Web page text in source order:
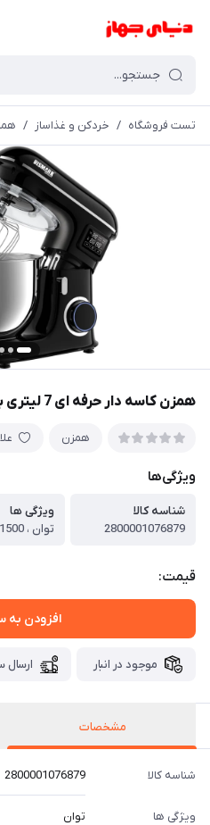
تست فروشگاه / خردکن و غذاساز /
همزن کاسه دار حرفه ای 7 لیتری بیسمارک مدل BM2702
همزن
ویژگی‌ها
شناسه کالا
2800001076879
ویژگی ها
قیمت:
افزودن به
موجود در انبار ارسال
مشخصات
شناسه کالا 2800001076879
ویژگی ها
توان